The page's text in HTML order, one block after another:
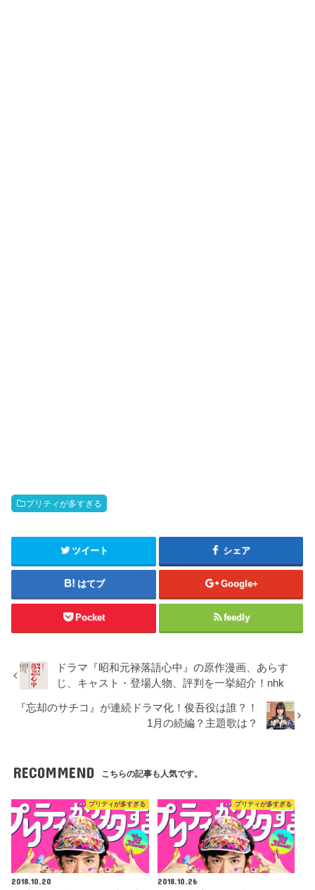
プリティが多すぎる
ツイート シェア
はてブ Google+
Pocket feedly
ドラマ『昭和元禄落語心中』の原作漫画、あらす
じ、キャスト・登場人物、評判を一挙紹介！nhk
『忘却のサチコ』が連続ドラマ化！俊吾役は誰？！
1月の続編？主題歌は？
RECOMMEND こちらの記事も人気です。
プリティが多すぎる
2018.10.20
プリティが多すぎる
2018.10.26